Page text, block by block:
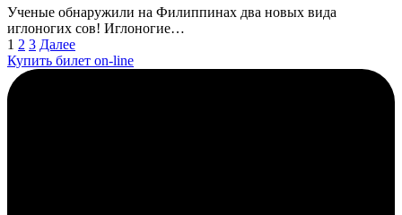
Ученые обнаружили на Филиппинах два новых вида
иглоногих сов! Иглоногие…
Пагинация
записей
1 2 3 Далее
Купить билет on-line